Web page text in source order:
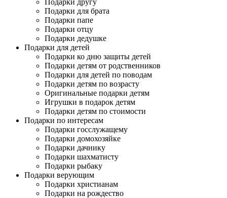
Подарки другу
Подарки для брата
Подарки папе
Подарки отцу
Подарки дедушке
Подарки для детей
Подарки ко дню защиты детей
Подарки детям от родственников
Подарки для детей по поводам
Подарки детям по возрасту
Оригинальные подарки детям
Игрушки в подарок детям
Подарки детям по стоимости
Подарки по интересам
Подарки госслужащему
Подарки домохозяйке
Подарки дачнику
Подарки шахматисту
Подарки рыбаку
Подарки верующим
Подарки христианам
Подарки на рождество